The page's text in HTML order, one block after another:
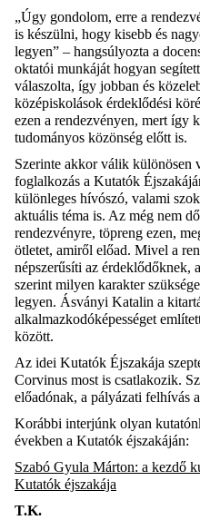
„Úgy gondolom, erre a
is készülni, hogy kisebb és
legyen” – hangsúlyozta a
oktatói munkáját hogyan
válaszolta, így jobban és
középiskolások érdeklődési
ezen a rendezvényen, mert így
tudományos közönség előtt is.
Szerinte akkor válik különösen
foglalkozás a Kutatók
különleges hívószó, valami
aktuális téma is. Az még nem
rendezvényre, töpreng ezen,
ötletet, amiről előad. Mivel a
népszerűsíti az érdeklődőknek,
szerint milyen karakter
legyen. Ásványi Katalin a
alkalmazkodóképességet
között.
Az idei Kutatók Éjszakája
Corvinus most is csatlakozik.
előadónak, a pályázati felhívás
Korábbi interjúnk olyan
években a Kutatók éjszakáján:
Szabó Gyula Márton: a kezdő
Kutatók éjszakája
T.K.